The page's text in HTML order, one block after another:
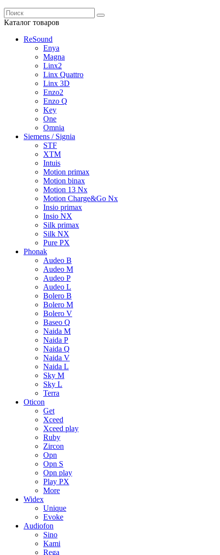
Каталог товаров
ReSound
Enya
Magna
Linx2
Linx Quattro
Linx 3D
Enzo2
Enzo Q
Key
One
Omnia
Siemens / Signia
STF
XTM
Intuis
Motion primax
Motion binax
Motion 13 Nx
Motion Charge&Go Nx
Insio primax
Insio NX
Silk primax
Silk NX
Pure PX
Phonak
Audeo B
Audeo M
Audeo P
Audeo L
Bolero B
Bolero M
Bolero V
Baseo Q
Naida M
Naida P
Naida Q
Naida V
Naida L
Sky M
Sky L
Terra
Oticon
Get
Xceed
Xceed play
Ruby
Zircon
Opn
Opn S
Opn play
Play PX
More
Widex
Unique
Evoke
Audiofon
Sino
Kami
Rega